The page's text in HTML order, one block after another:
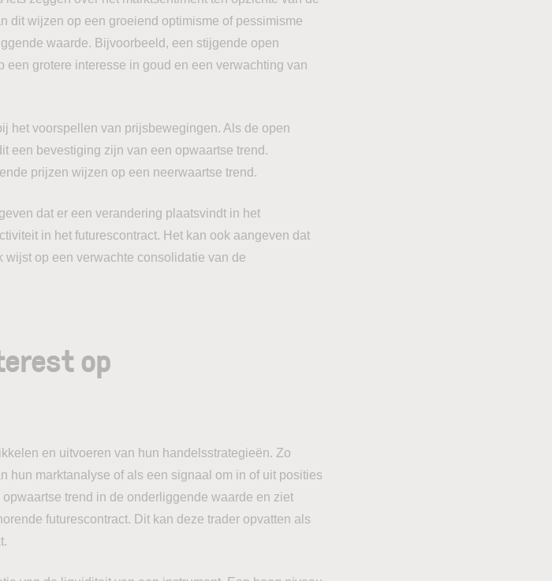
dit wijzen op een groeiend optimisme of pessimisme
waarde. Bijvoorbeeld, een stijgende open
grotere interesse in goud en een verwachting van
het voorspellen van prijsbewegingen. Als de open
een bevestiging zijn van een opwaartse trend.
prijzen wijzen op een neerwaartse trend.
dat er een verandering plaatsvindt in het
in het futurescontract. Het kan ook aangeven dat
op een verwachte consolidatie van de
op
en uitvoeren van hun handelsstrategieën. Zo
hun marktanalyse of als een signaal om in of uit posities
trend in de onderliggende waarde en ziet
futurescontract. Dit kan deze trader opvatten als